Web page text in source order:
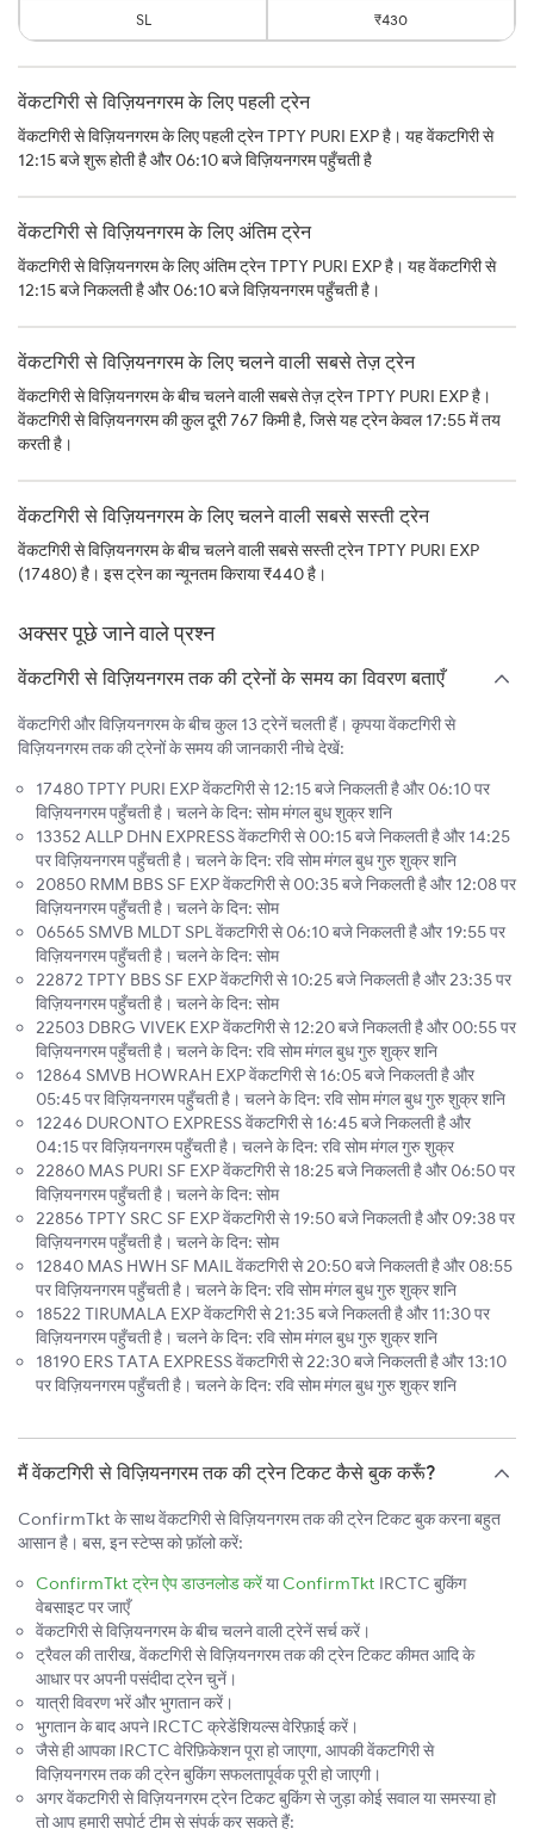
SL ₹430
वेंकटगिरी से विज़ियनगरम के लिए पहली ट्रेन
वेंकटगिरी से विज़ियनगरम के लिए पहली ट्रेन TPTY PURI EXP है। यह वेंकटगिरी से
12:15 बजे शुरू होती है और 06:10 बजे विज़ियनगरम पहुँचती है
वेंकटगिरी से विज़ियनगरम के लिए अंतिम ट्रेन
वेंकटगिरी से विज़ियनगरम के लिए अंतिम ट्रेन TPTY PURI EXP है। यह वेंकटगिरी से
12:15 बजे निकलती है और 06:10 बजे विज़ियनगरम पहुँचती है।
वेंकटगिरी से विज़ियनगरम के लिए चलने वाली सबसे तेज़ ट्रेन
वेंकटगिरी से विज़ियनगरम के बीच चलने वाली सबसे तेज़ ट्रेन TPTY PURI EXP है।
वेंकटगिरी से विज़ियनगरम की कुल दूरी 767 किमी है, जिसे यह ट्रेन केवल 17:55 में तय
करती है।
वेंकटगिरी से विज़ियनगरम के लिए चलने वाली सबसे सस्ती ट्रेन
वेंकटगिरी से विज़ियनगरम के बीच चलने वाली सबसे सस्ती ट्रेन TPTY PURI EXP
(17480) है। इस ट्रेन का न्यूनतम किराया ₹440 है।
अक्सर पूछे जाने वाले प्रश्न
वेंकटगिरी से विज़ियनगरम तक की ट्रेनों के समय का विवरण बताएँ
वेंकटगिरी और विज़ियनगरम के बीच कुल 13 ट्रेनें चलती हैं। कृपया वेंकटगिरी से
विज़ियनगरम तक की ट्रेनों के समय की जानकारी नीचे देखें:
17480 TPTY PURI EXP वेंकटगिरी से 12:15 बजे निकलती है और 06:10 पर
विज़ियनगरम पहुँचती है। चलने के दिन: सोम मंगल बुध शुक्र शनि
13352 ALLP DHN EXPRESS वेंकटगिरी से 00:15 बजे निकलती है और 14:25
पर विज़ियनगरम पहुँचती है। चलने के दिन: रवि सोम मंगल बुध गुरु शुक्र शनि
20850 RMM BBS SF EXP वेंकटगिरी से 00:35 बजे निकलती है और 12:08 पर
विज़ियनगरम पहुँचती है। चलने के दिन: सोम
06565 SMVB MLDT SPL वेंकटगिरी से 06:10 बजे निकलती है और 19:55 पर
विज़ियनगरम पहुँचती है। चलने के दिन: सोम
22872 TPTY BBS SF EXP वेंकटगिरी से 10:25 बजे निकलती है और 23:35 पर
विज़ियनगरम पहुँचती है। चलने के दिन: सोम
22503 DBRG VIVEK EXP वेंकटगिरी से 12:20 बजे निकलती है और 00:55 पर
विज़ियनगरम पहुँचती है। चलने के दिन: रवि सोम मंगल बुध गुरु शुक्र शनि
12864 SMVB HOWRAH EXP वेंकटगिरी से 16:05 बजे निकलती है और
05:45 पर विज़ियनगरम पहुँचती है। चलने के दिन: रवि सोम मंगल बुध गुरु शुक्र शनि
12246 DURONTO EXPRESS वेंकटगिरी से 16:45 बजे निकलती है और
04:15 पर विज़ियनगरम पहुँचती है। चलने के दिन: रवि सोम मंगल गुरु शुक्र
22860 MAS PURI SF EXP वेंकटगिरी से 18:25 बजे निकलती है और 06:50 पर
विज़ियनगरम पहुँचती है। चलने के दिन: सोम
22856 TPTY SRC SF EXP वेंकटगिरी से 19:50 बजे निकलती है और 09:38 पर
विज़ियनगरम पहुँचती है। चलने के दिन: सोम
12840 MAS HWH SF MAIL वेंकटगिरी से 20:50 बजे निकलती है और 08:55
पर विज़ियनगरम पहुँचती है। चलने के दिन: रवि सोम मंगल बुध गुरु शुक्र शनि
18522 TIRUMALA EXP वेंकटगिरी से 21:35 बजे निकलती है और 11:30 पर
विज़ियनगरम पहुँचती है। चलने के दिन: रवि सोम मंगल बुध गुरु शुक्र शनि
18190 ERS TATA EXPRESS वेंकटगिरी से 22:30 बजे निकलती है और 13:10
पर विज़ियनगरम पहुँचती है। चलने के दिन: रवि सोम मंगल बुध गुरु शुक्र शनि
मैं वेंकटगिरी से विज़ियनगरम तक की ट्रेन टिकट कैसे बुक करूँ?
ConfirmTkt के साथ वेंकटगिरी से विज़ियनगरम तक की ट्रेन टिकट बुक करना बहुत
आसान है। बस, इन स्टेप्स को फ़ॉलो करें:
ConfirmTkt ट्रेन ऐप डाउनलोड करेंयाConfirmTkt IRCTC बुकिंग
वेबसाइट पर जाएँ
वेंकटगिरी से विज़ियनगरम के बीच चलने वाली ट्रेनें सर्च करें।
ट्रैवल की तारीख, वेंकटगिरी से विज़ियनगरम तक की ट्रेन टिकट कीमत आदि के
आधार पर अपनी पसंदीदा ट्रेन चुनें।
यात्री विवरण भरें और भुगतान करें।
भुगतान के बाद अपने IRCTC क्रेडेंशियल्स वेरिफ़ाई करें।
जैसे ही आपका IRCTC वेरिफ़िकेशन पूरा हो जाएगा, आपकी वेंकटगिरी से
विज़ियनगरम तक की ट्रेन बुकिंग सफलतापूर्वक पूरी हो जाएगी।
अगर वेंकटगिरी से विज़ियनगरम ट्रेन टिकट बुकिंग से जुड़ा कोई सवाल या समस्या हो
तो आप हमारी सपोर्ट टीम से संपर्क कर सकते हैं: